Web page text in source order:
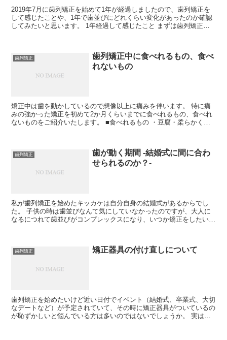
2019年7月に歯列矯正を始めて1年が経過しましたので、歯列矯正を
して感じたことや、1年で歯並びにどれくらい変化があったのか確認
してみたいと思います。 1年経過して感じたこと まずは歯列矯正を
歯列矯正
歯列矯正中に食べれるもの、食べ
れないもの
矯正中は歯を動かしているので想像以上に痛みを伴います。 特に痛
みの強かった矯正を初めて2か月くらいまでに食べれるもの、食べれ
ないものをご紹介いたします。 ■食べれるもの ・豆腐・柔らかく煮
歯列矯正
歯が動く期間 -結婚式に間に合わ
せられるのか？-
私が歯列矯正を始めたキッカケは自分自身の結婚式があるからでし
た。 子供の時は歯並びなんて気にしていなかったのですが、大人に
なるにつれて歯並びがコンプレックスになり、いつか矯正をしたいと
歯列矯正 矯正器具の付け直しについて
歯列矯正を始めたいけど近い日付でイベント（結婚式、卒業式、大切
なデートなど）が予定されていて、その時に矯正器具がついているの
が恥ずかしいと悩んでいる方は多いのではないでしょうか。 実は私